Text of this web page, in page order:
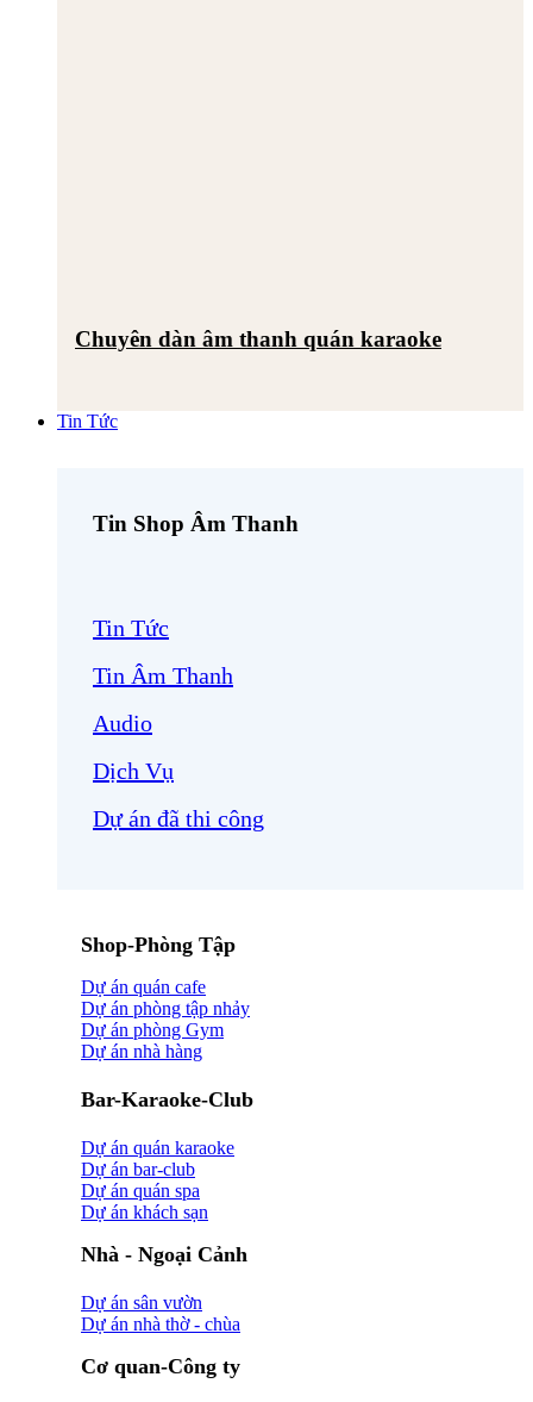
Chuyên dàn âm thanh quán karaoke
Tin Tức
Tin Shop Âm Thanh
Tin Tức
Tin Âm Thanh
Audio
Dịch Vụ
Dự án đã thi công
Shop-Phòng Tập
Dự án quán cafe
Dự án phòng tập nhảy
Dự án phòng Gym
Dự án nhà hàng
Bar-Karaoke-Club
Dự án quán karaoke
Dự án bar-club
Dự án quán spa
Dự án khách sạn
Nhà - Ngoại Cảnh
Dự án sân vườn
Dự án nhà thờ - chùa
Cơ quan-Công ty